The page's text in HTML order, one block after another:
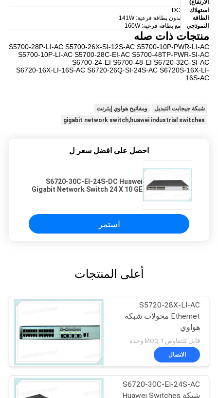
الارتفاع)
استهلاك
الطاقة
النموذجي
DC:
بدون بطاقة فرعية: 141W
مع بطاقة فرعية: 160W
منتجات ذات صله
S5700-28P-LI-AC S5700-26X-SI-12S-AC S5700-10P-PWR-LI-AC
S5700-10P-LI-AC S5700-28C-EI-AC S5700-48TP-PWR-SI-AC
S6700-24-EI S6700-48-EI S6720-32C-SI-AC
S6720-16X-LI-16S-AC S6720-26Q-SI-24S-AC S6720S-16X-LI-
16S-AC
شبكة جيجابت التبديل
ومفاتيح هواوي إيثرنت
gigabit network switch,huawei industrial switches
احصل على افضل سعر ل
S6720-30C-EI-24S-DC Huawei
Gigabit Network Switch 24 X 10 GE
استمر
أعلى المنتجات
S5720-28X-LI-AC
Ethernet محولات شبكة
هواوي
قابل للتفاوض MOQ:1 وحدة
الاتصال
S6720-30C-EI-24S-AC
شبكة Huawei Switches